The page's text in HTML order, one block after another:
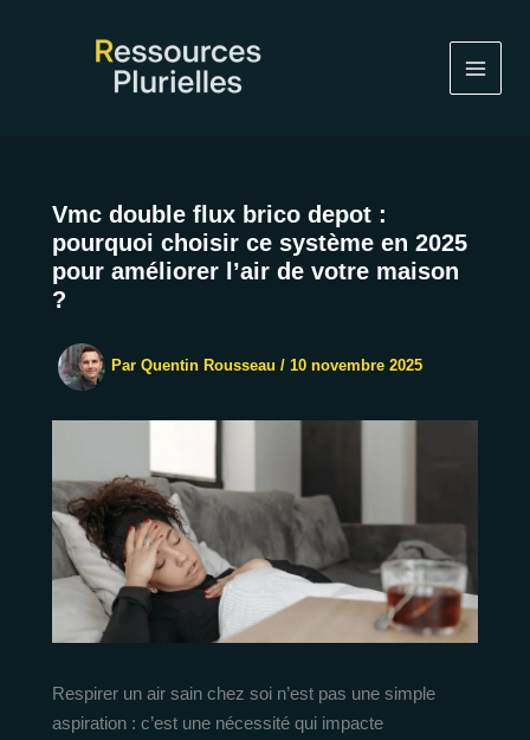
Vmc double flux brico depot :
pourquoi choisir ce système en 2025
pour améliorer l’air de votre maison
?
Par Quentin Rousseau / 10 novembre 2025
Respirer un air sain chez soi n’est pas une simple
aspiration : c’est une nécessité qui impacte